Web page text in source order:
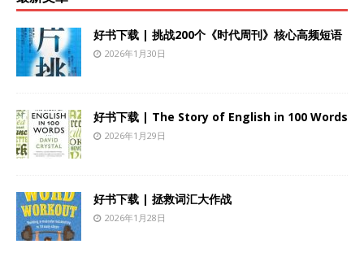
好书下载 | 挑战200个《时代周刊》核心高频短语
2026年1月30日
好书下载 | The Story of English in 100 Words
2026年1月29日
好书下载 | 拯救词汇大作战
2026年1月28日